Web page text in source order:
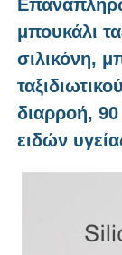
Σπίτι
Προϊόντα
Βίντεο
μπουκάλι
σιλικόνη,
διαρροή, 90
ειδών